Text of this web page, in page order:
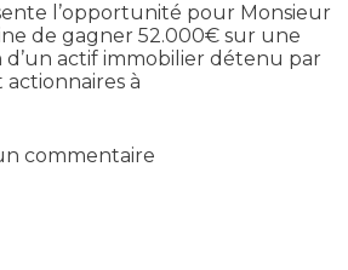
l’opportunité pour Monsieur
de gagner 52.000€ sur une
d’un actif immobilier détenu par
actionnaires à
commentaire